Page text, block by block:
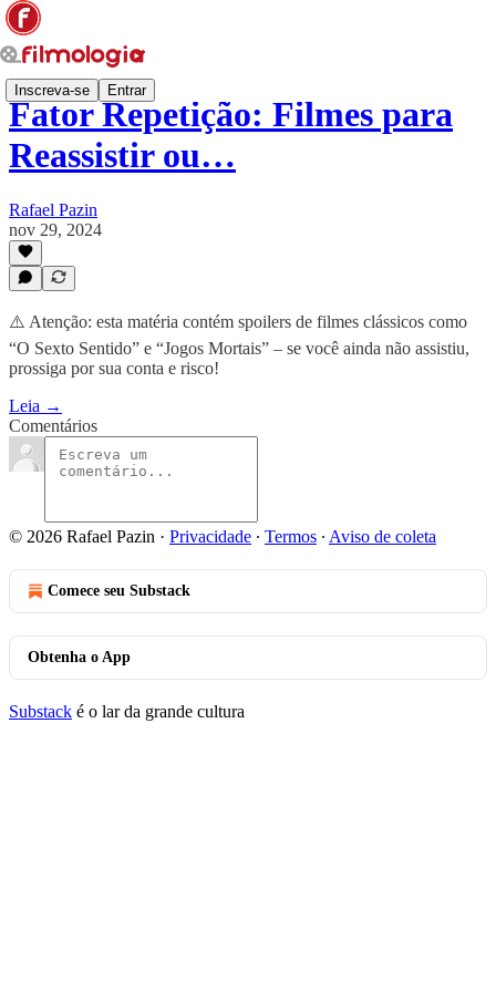
Inscreva-se Entrar
Fator Repetição: Filmes para
Reassistir ou…
Rafael Pazin
nov 29, 2024
⚠️ Atenção: esta matéria contém spoilers de filmes clássicos como
“O Sexto Sentido” e “Jogos Mortais” – se você ainda não assistiu,
prossiga por sua conta e risco!
Leia →
Comentários
© 2026 Rafael Pazin · Privacidade ∙ Termos ∙ Aviso de coleta
Comece seu Substack
Obtenha o App
Substack é o lar da grande cultura